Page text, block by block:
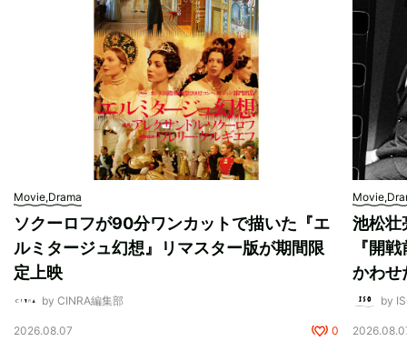
Movie,Drama
ソクーロフが90分ワンカットで描いた『エ
ルミタージュ幻想』リマスター版が期間限
定上映
by CINRA編集部
2026.08.07 0
池松壮
『開
かわせ
by